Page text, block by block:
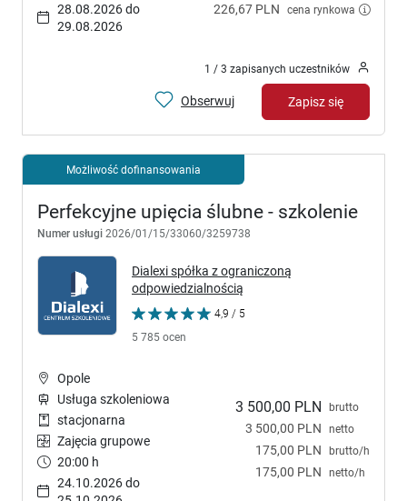
226,67 PLN cena rynkowa
28.08.2026 do
29.08.2026
1 / 3 zapisanych uczestników
Obserwuj Zapisz się
Możliwość dofinansowania
Perfekcyjne upięcia ślubne - szkolenie
Numer usługi 2026/01/15/33060/3259738
Dialexi spółka z ograniczoną
odpowiedzialnością
4,9 / 5
5 785 ocen
3 500,00 PLN brutto
3 500,00 PLN netto
175,00 PLN brutto/h
175,00 PLN netto/h
Opole
Usługa szkoleniowa
stacjonarna
Zajęcia grupowe
20:00 h
24.10.2026 do